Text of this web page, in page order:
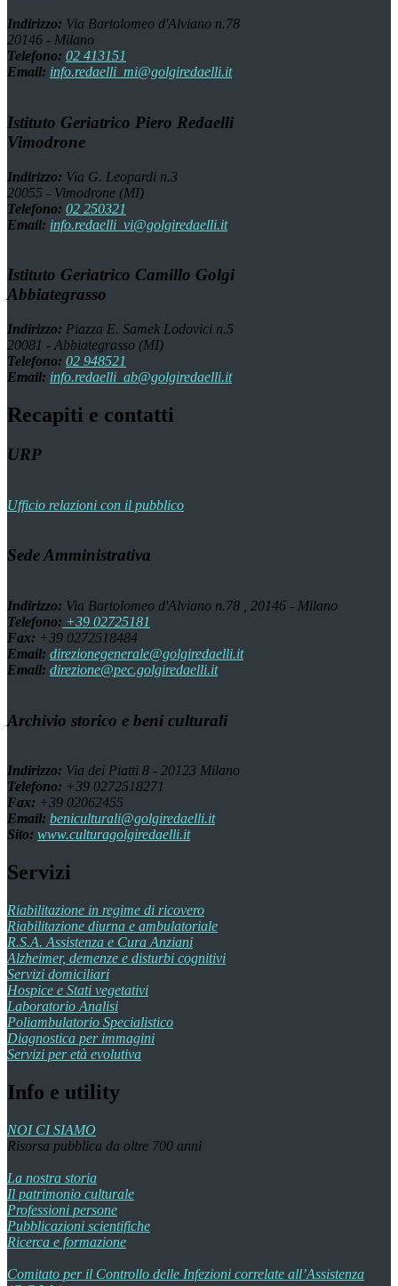
Indirizzo: Via Bartolomeo d'Alviano n.78
20146 - Milano
Telefono: 02 413151
Email: info.redaelli_mi@golgiredaelli.it
Istituto Geriatrico Piero Redaelli
Vimodrone
Indirizzo: Via G. Leopardi n.3
20055 - Vimodrone (MI)
Telefono: 02 250321
Email: info.redaelli_vi@golgiredaelli.it
Istituto Geriatrico Camillo Golgi
Abbiategrasso
Indirizzo: Piazza E. Samek Lodovici n.5
20081 - Abbiategrasso (MI)
Telefono: 02 948521
Email: info.redaelli_ab@golgiredaelli.it
Recapiti e contatti
URP
Ufficio relazioni con il pubblico
Sede Amministrativa
Indirizzo: Via Bartolomeo d'Alviano n.78 , 20146 - Milano
Telefono: +39 02725181
Fax: +39 0272518484
Email: direzionegenerale@golgiredaelli.it
Email: direzione@pec.golgiredaelli.it
Archivio storico e beni culturali
Indirizzo: Via dei Piatti 8 - 20123 Milano
Telefono: +39 0272518271
Fax: +39 02062455
Email: beniculturali@golgiredaelli.it
Sito: www.culturagolgiredaelli.it
Servizi
Riabilitazione in regime di ricovero
Riabilitazione diurna e ambulatoriale
R.S.A. Assistenza e Cura Anziani
Alzheimer, demenze e disturbi cognitivi
Servizi domiciliari
Hospice e Stati vegetativi
Laboratorio Analisi
Poliambulatorio Specialistico
Diagnostica per immagini
Servizi per età evolutiva
Info e utility
NOI CI SIAMO
Risorsa pubblica da oltre 700 anni
La nostra storia
Il patrimonio culturale
Professioni persone
Pubblicazioni scientifiche
Ricerca e formazione
Comitato per il Controllo delle Infezioni correlate all’Assistenza